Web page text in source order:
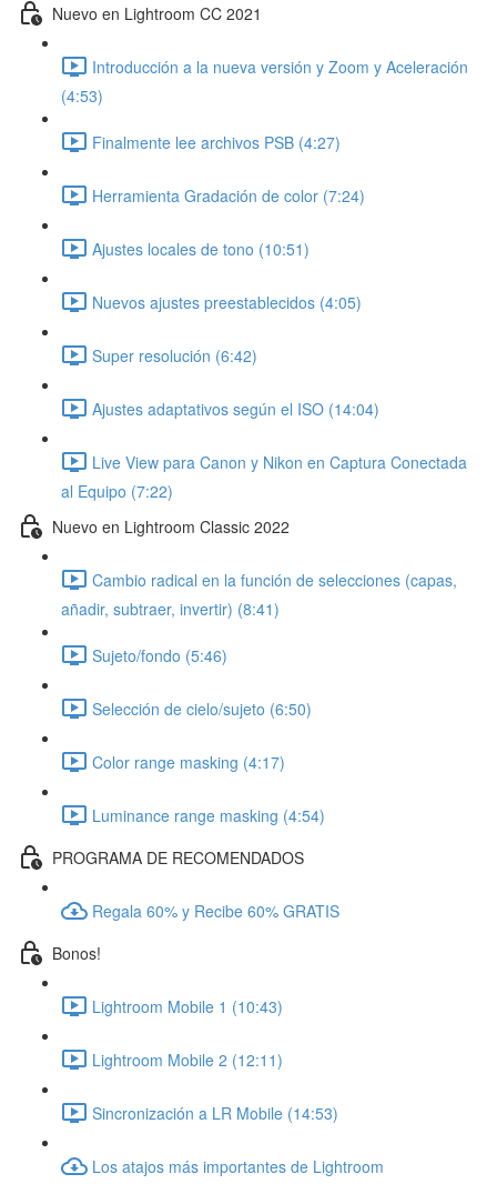
Nuevo en Lightroom CC 2021
Introducción a la nueva versión y Zoom y Aceleración
(4:53)
Finalmente lee archivos PSB (4:27)
Herramienta Gradación de color (7:24)
Ajustes locales de tono (10:51)
Nuevos ajustes preestablecidos (4:05)
Super resolución (6:42)
Ajustes adaptativos según el ISO (14:04)
Live View para Canon y Nikon en Captura Conectada
al Equipo (7:22)
Nuevo en Lightroom Classic 2022
Cambio radical en la función de selecciones (capas,
añadir, subtraer, invertir) (8:41)
Sujeto/fondo (5:46)
Selección de cielo/sujeto (6:50)
Color range masking (4:17)
Luminance range masking (4:54)
PROGRAMA DE RECOMENDADOS
Regala 60% y Recibe 60% GRATIS
Bonos!
Lightroom Mobile 1 (10:43)
Lightroom Mobile 2 (12:11)
Sincronización a LR Mobile (14:53)
Los atajos más importantes de Lightroom